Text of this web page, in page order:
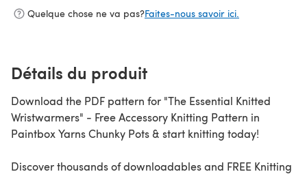
Quelque chose ne va pas?Faites-nous savoir ici.
Détails du produit
Download the PDF pattern for "The Essential Knitted
Wristwarmers" - Free Accessory Knitting Pattern in
Paintbox Yarns Chunky Pots & start knitting today!
Discover thousands of downloadables and FREE Knitting